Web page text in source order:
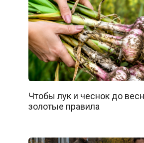
Чтобы лук и чеснок до
золотые правила